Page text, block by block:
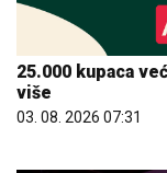
25.000 kupaca
više
03. 08. 2026 07:31